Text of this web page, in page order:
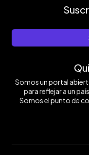
Somos un portal
para reflejar a un
Somos el punto de